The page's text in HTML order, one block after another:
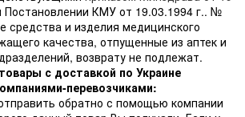
Постановлении КМУ от 19.03.1994 г.. №
средства и изделия медицинского
качества, отпущенные из аптек и
возврату не подлежат.
с доставкой по Украине
перевозчиками:
обратно с помощью компании